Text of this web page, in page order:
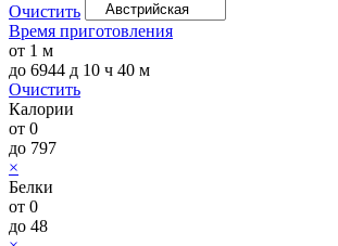
Очистить
Время приготовления
от 1 м
до 6944 д 10 ч 40 м
Очистить
Калории
от 0
до 797
×
Белки
от 0
до 48